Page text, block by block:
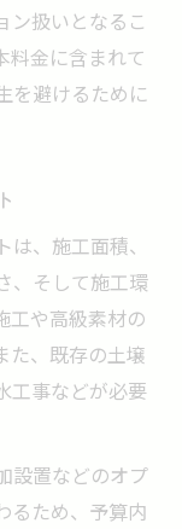
ン扱いとなるこ
料金に含まれて
を避けるために
、施工面積、
、そして施工環
工や高級素材の
た、既存の土壌
工事などが必要
設置などのオプ
るため、予算内